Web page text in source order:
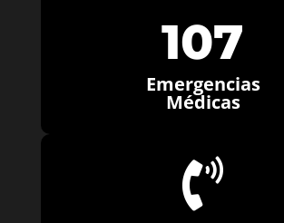
107
Emergencias
Médicas
